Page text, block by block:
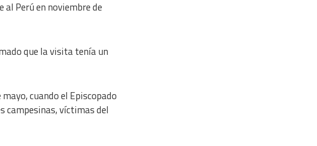
al Perú en noviembre de
que la visita tenía un
cuando el Episcopado
campesinas, víctimas del